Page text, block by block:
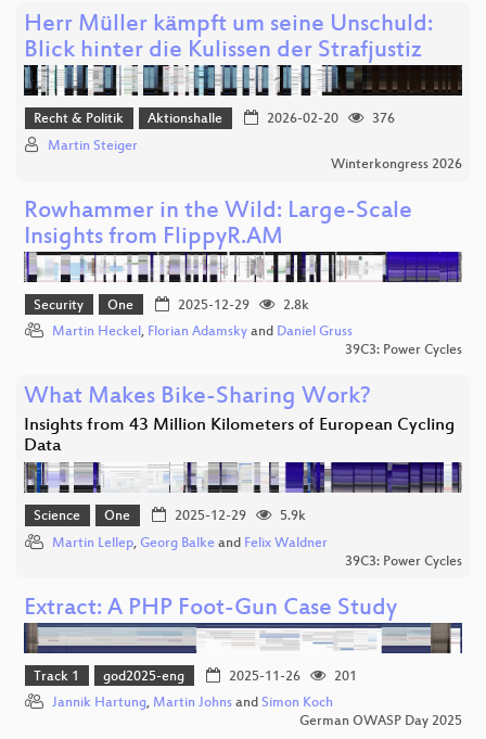
Herr Müller kämpft um seine Unschuld:
Blick hinter die Kulissen der Strafjustiz
Recht & Politik Aktionshalle 2026-02-20
376
Martin Steiger
Winterkongress 2026
Rowhammer in the Wild: Large-Scale
Insights from FlippyR.AM
Security One 2025-12-29
2.8k
Martin Heckel, Florian Adamsky and Daniel Gruss
39C3: Power Cycles
What Makes Bike-Sharing Work?
Insights from 43 Million Kilometers of European Cycling
Data
Science One 2025-12-29
5.9k
Martin Lellep, Georg Balke and Felix Waldner
39C3: Power Cycles
Extract: A PHP Foot-Gun Case Study
Track 1 god2025-eng 2025-11-26
201
Jannik Hartung, Martin Johns and Simon Koch
German OWASP Day 2025